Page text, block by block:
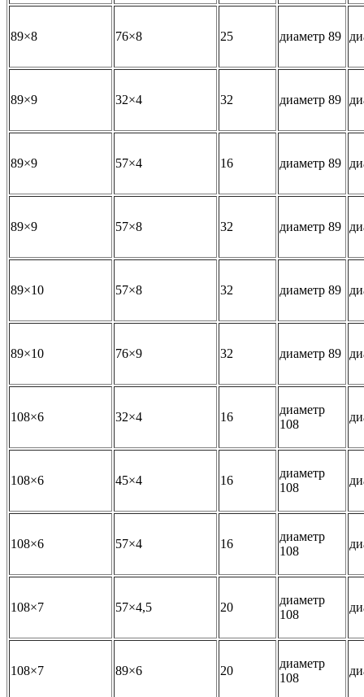
89×8 76×8 25 диаметр 89
89×9 32×4 32 диаметр 89
89×9 57×4 16 диаметр 89
89×9 57×8 32 диаметр 89
89×10 57×8 32 диаметр 89
89×10 76×9 32 диаметр 89
108×6 32×4 16
диаметр
108
108×6 45×4 16
диаметр
108
108×6 57×4 16
диаметр
108
108×7 57×4,5 20
диаметр
108
108×7 89×6 20
диаметр
108